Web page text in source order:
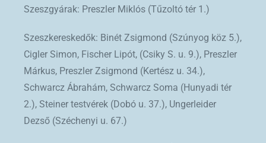
Szeszgyárak: Preszler Miklós (Tűzoltó tér 1.)
Szeszkereskedők: Binét Zsigmond (Szúnyog köz 5.),
Cigler Simon, Fischer Lipót, (Csiky S. u. 9.), Preszler
Márkus, Preszler Zsigmond (Kertész u. 34.),
Schwarcz Ábrahám, Schwarcz Soma (Hunyadi tér
2.), Steiner testvérek (Dobó u. 37.), Ungerleider
Dezső (Széchenyi u. 67.)